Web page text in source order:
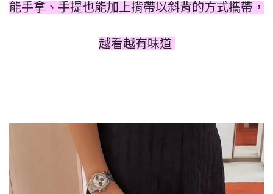
能手拿、手提也能加上揹帶以斜背的方式攜帶，
越看越有味道